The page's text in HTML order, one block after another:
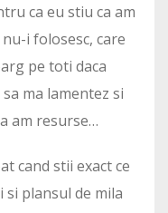
ca eu stiu ca am
i folosesc, care
pe toti daca
ma lamentez si
am resurse…
cand stii exact ce
si plansul de mila